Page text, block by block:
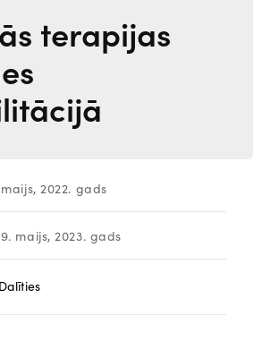
terapijas
2022. gads
maijs, 2023. gads
Dalīties